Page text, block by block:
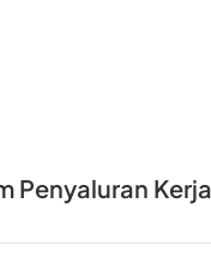
Penyaluran